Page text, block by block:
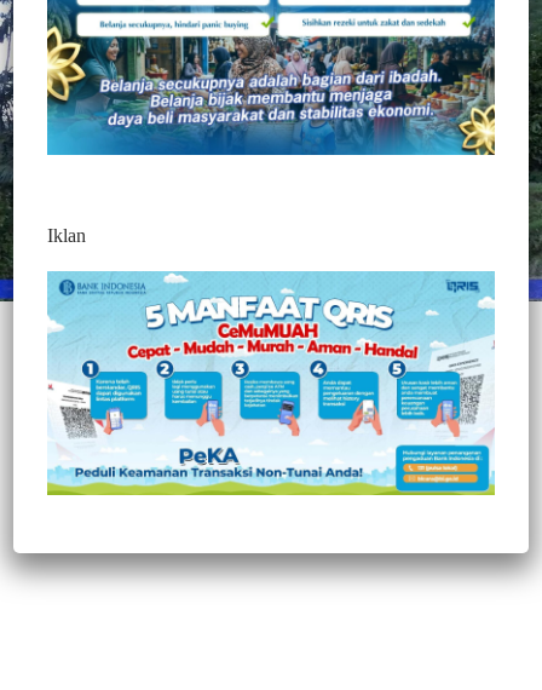
Post Views: 360
Iklan